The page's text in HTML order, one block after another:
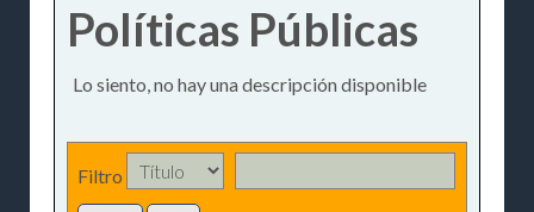
Políticas Públicas
Lo siento, no hay una descripción disponible
Filtro